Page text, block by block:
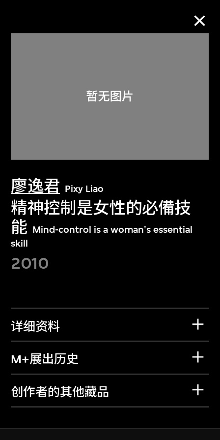
廖逸君 Pixy Liao
精神控制是女性的必備技
能 Mind-control is a woman's essential
skill
2010
详细资料
M+展出历史
创作者的其他藏品
关于M+藏品
探索世界顶级的二十及二十一世纪视觉
文化藏品。